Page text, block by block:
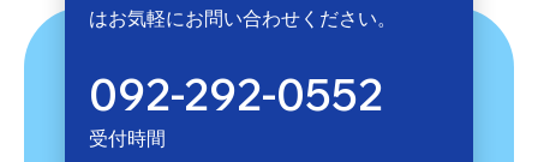
はお気軽にお問い合わせください。
092-292-0552
受付時間